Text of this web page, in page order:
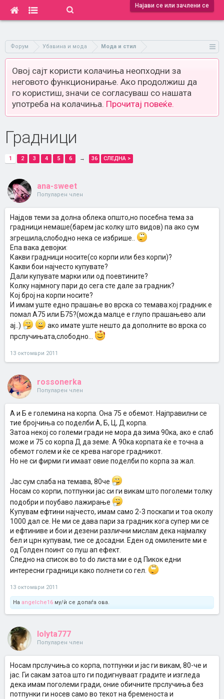
Најави се или зачлени се
Форум Убавина и мода Мода и стил
Овој сајт користи колачиња неопходни за
неговото функционирање. Ако продолжиш да
го користиш, значи се согласуваш со нашата
употреба на колачиња. Прочитај повеќе.
Градници
1 2 3 4 5 6 → 36 СЛЕДНА >
ana-sweet
Популарен член
Најдов теми за долна облека општо,но посебна тема за
градници немаше(барем јас колку што видов) па ако сум
згрешила,слободно нека се избрише..
Епа вака девојки:
Какви градници носите(со корпи или без корпи)?
Какви бои најчесто купувате?
Дали купувате марки или од поевтините?
Колку најмногу пари до сега сте дале за градник?
Кој број на корпи носите?
И имам уште едно прашање во врска со темава:кој градник е
помал А75 или Б75?(можда малце е глупо прашањево али
ај..)
ако имате уште нешто да дополните во врска со
прслучињата,слободно...
13 октомври 2011
rossonerka
Популарен член
А и Б е големина на корпа. Она 75 е обемот. Најправилни се
тие бројчиња со поделби А, Б, Ц, Д корпа.
Затоа некој со големи гради не мора да зима 90ка, ако е слаб
може и 75 со корпа Д да земе. А 90ка корпата ќе е точна а
обемот голем и ќе се крева нагоре градникот.
Но не си фирми ги имаат овие поделби по корпа за жал.
Јас сум слаба на темава, 80че
Носам со корпи, потпунки јас си ги викам што поголеми толку
подобри и поубаво лажирање
Купувам ефтини најчесто, имам само 2-3 поскапи и тоа околу
1000 дал се. Не ми се дава пари за градник кога супер ми се
и ефтиниве и бои и дезени различни мислам дека најмалку
бел и црн купувам, тие се досадни. Еден од омилените ми е
од Голден поинт со пуш ап ефект.
Следно на список во to do листа ми е од Пикок едни
интересни градници како полнети со гел.
13 октомври 2011
На angelche16 му/ѝ се допаѓа ова.
lolyta777
Популарен член
Носам прслучиња со корпа, потпунки и јас ги викам, 80-че и
јас. Ги сакам затоа што ги подигнуваат градите и изгледа
дека имам поголеми гради, оние обичните прслучиња без
потпунки ги носев само во текот на бременоста и